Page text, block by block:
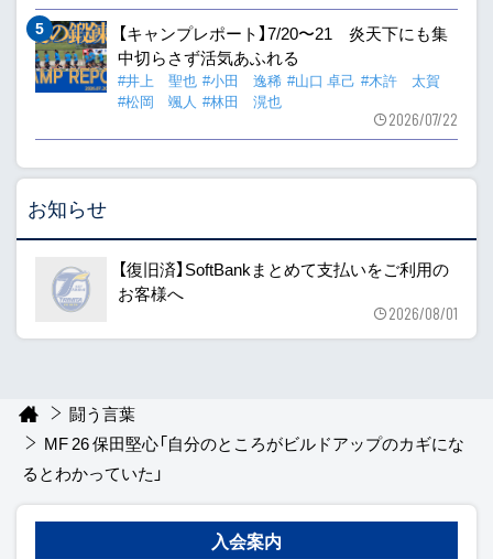
【キャンプレポート】7/20〜21 炎天下にも集
中切らさず活気あふれる
#井上 聖也 #小田 逸稀 #山口 卓己 #木許 太賀
#松岡 颯人 #林田 滉也
2026/07/22
お知らせ
【復旧済】SoftBankまとめて支払いをご利用の
お客様へ
2026/08/01
闘う言葉
MF 26 保田堅心「自分のところがビルドアップのカギにな
るとわかっていた」
入会案内